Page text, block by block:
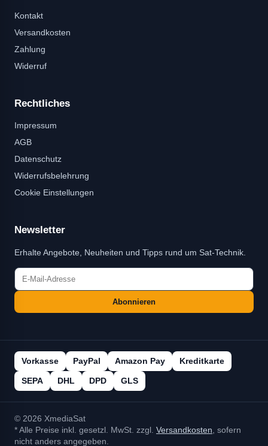
Kontakt
Versandkosten
Zahlung
Widerruf
Rechtliches
Impressum
AGB
Datenschutz
Widerrufsbelehrung
Cookie Einstellungen
Newsletter
Erhalte Angebote, Neuheiten und Tipps rund um Sat-Technik.
Abonnieren
Vorkasse PayPal Amazon Pay Kreditkarte
SEPA DHL DPD GLS
© 2026 XmediaSat
* Alle Preise inkl. gesetzl. MwSt. zzgl. Versandkosten , sofern
nicht anders angegeben.